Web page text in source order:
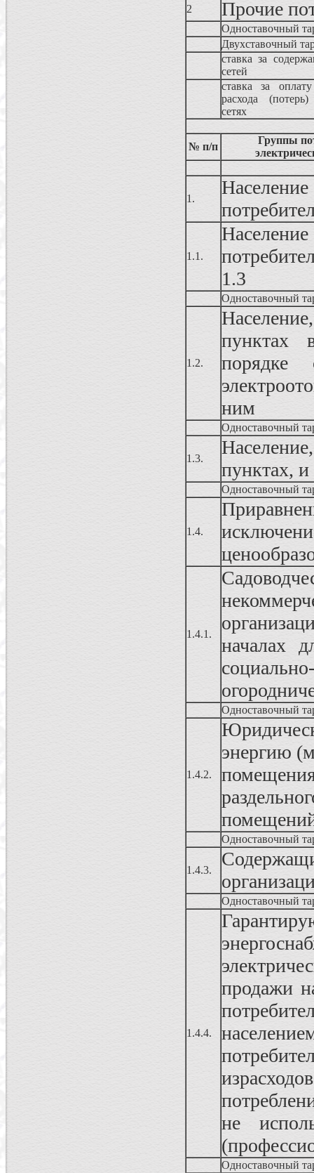
2 Прочие
Одноставочный
Двухставочный
ставка за
сетей
ставка за оплату
расхода
сетях
№ п/п
Группы
1.
1.1.
1.3
Одноставочный
1.2.
пунктах
порядке
ним
Одноставочный
1.3.
пунктах,
Одноставочный
1.4.
1.4.1.
началах
Одноставочный
1.4.2.
энергию
Одноставочный
1.4.3.
Одноставочный
1.4.4.
продажи
не
Одноставочный